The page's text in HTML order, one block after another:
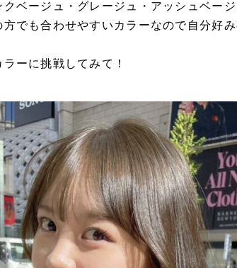
クベージュ・グレージュ・アッシュベー
でも合わせやすいカラーなので自分好
ーに挑戦してみて！